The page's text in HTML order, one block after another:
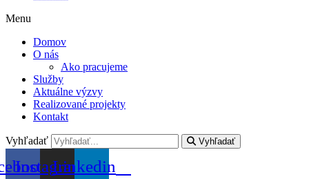
Menu
Domov
O nás
Ako pracujeme
Služby
Aktuálne výzvy
Realizované projekty
Kontakt
Vyhľadať Vyhľadať
InstagramLinkedin